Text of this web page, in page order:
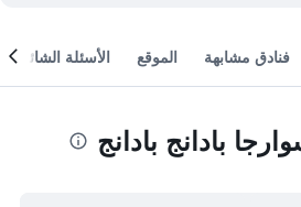
فنادق مشابهة الموقع الأسئلة الشائعة
بادانج بادانج